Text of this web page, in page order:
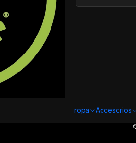
ropa Accesorios